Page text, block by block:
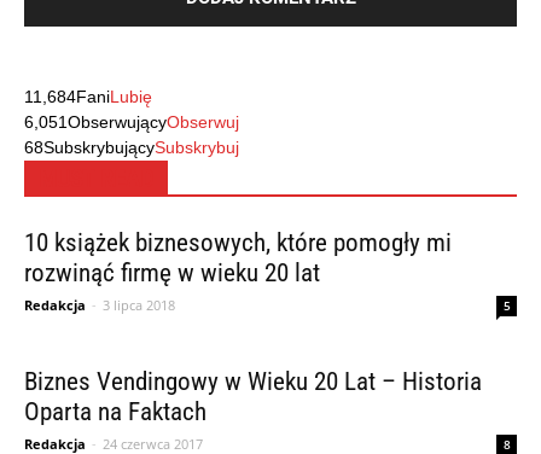
11,684FaniLubię
6,051ObserwującyObserwuj
68SubskrybującySubskrybuj
10 książek biznesowych, które pomogły mi
rozwinąć firmę w wieku 20 lat
Redakcja - 3 lipca 2018 5
Biznes Vendingowy w Wieku 20 Lat – Historia
Oparta na Faktach
Redakcja - 24 czerwca 2017 8